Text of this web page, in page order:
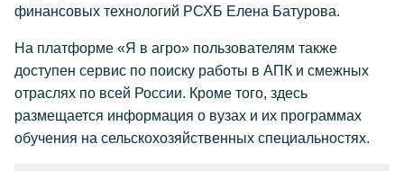
финансовых технологий РСХБ Елена Батурова.
На платформе «Я в агро» пользователям также
доступен сервис по поиску работы в АПК и смежных
отраслях по всей России. Кроме того, здесь
размещается информация о вузах и их программах
обучения на сельскохозяйственных специальностях.